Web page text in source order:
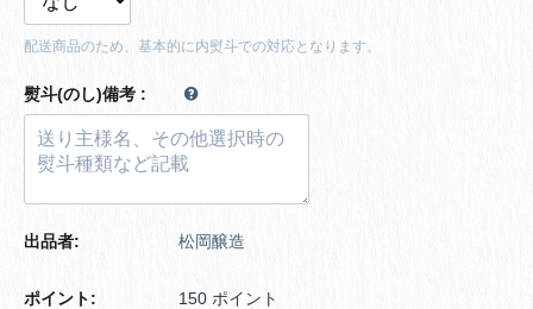
配送商品のため、基本的に内熨斗での対応となります。
熨斗(のし)備考 :
出品者: 松岡醸造
ポイント: 150 ポイント